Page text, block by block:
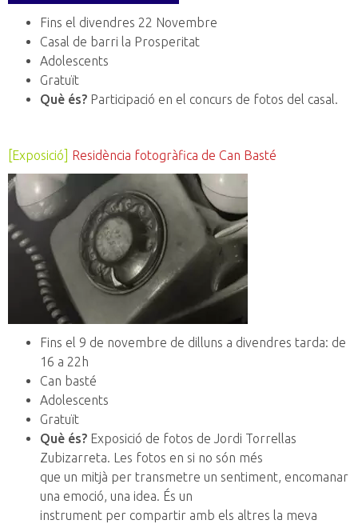
Fins el divendres 22 Novembre
Casal de barri la Prosperitat
Adolescents
Gratuït
Què és? Participació en el concurs de fotos del casal.
[Exposició] Residència fotogràfica de Can Basté
Fins el 9 de novembre de dilluns a divendres tarda: de
16 a 22h
Can basté
Adolescents
Gratuït
Què és? Exposició de fotos de Jordi Torrellas
Zubizarreta. Les fotos en si no són més
que un mitjà per transmetre un sentiment, encomanar
una emoció, una idea. És un
instrument per compartir amb els altres la meva